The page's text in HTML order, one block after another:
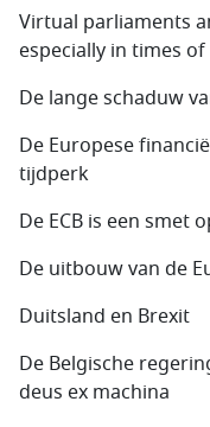
Virtual parliaments
especially in times
De lange schaduw
De Europese
tijdperk
De ECB is een smet
De uitbouw van de
Duitsland en Brexit
De Belgische
deus ex machina